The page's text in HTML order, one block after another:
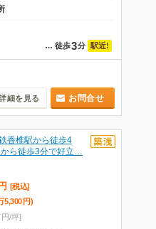
… 徒歩3分 駅近!
細を見る お問合せ
香椎駅から徒歩4
ら徒歩3分で好立…
円
[税込]
5,300 円)
/坪]